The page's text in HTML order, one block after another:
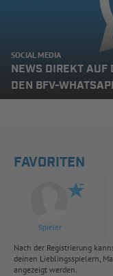
SOCIAL MEDIA
NEWS DIREKT AUF
DEN BFV-
FAVORITEN
Spieler
Nach der Registrierung
deinen Lieblingsspielern,
angezeigt werden.